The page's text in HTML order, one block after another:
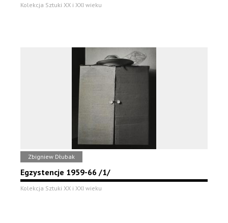
Kolekcja Sztuki XX i XXI wieku
Zbigniew Dłubak
Egzystencje 1959-66 /1/
Kolekcja Sztuki XX i XXI wieku